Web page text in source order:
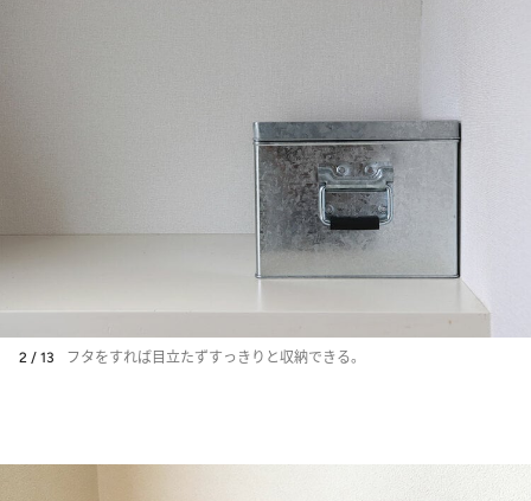
2 / 13 フタをすれば目立たずすっきりと収納できる。